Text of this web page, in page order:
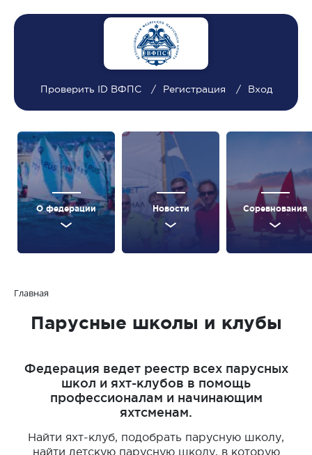
Проверить ID ВФПС Регистрация Вход
О федерации Новости Соревнования
Главная
Парусные школы и клубы
Федерация ведет реестр всех парусных
школ и яхт-клубов в помощь
профессионалам и начинающим
яхтсменам.
Найти яхт-клуб, подобрать парусную школу,
найти детскую парусную школу, в которую